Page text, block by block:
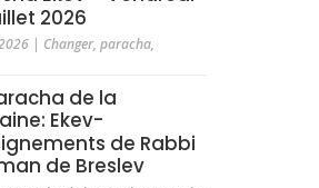
2026
| Changer, paracha,
de la
Ekev-
de Rabbi
de Breslev